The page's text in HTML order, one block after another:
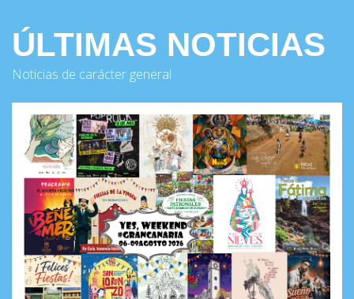
ÚLTIMAS NOTICIAS
Noticias de carácter general